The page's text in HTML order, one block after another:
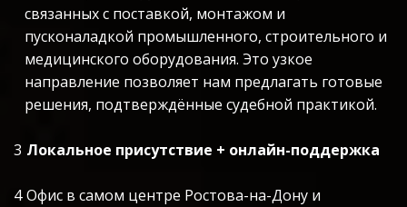
связанных с поставкой, монтажом и
пусконаладкой промышленного, строительного и
медицинского оборудования. Это узкое
направление позволяет нам предлагать готовые
решения, подтверждённые судебной практикой.
Локальное присутствие + онлайн-поддержка
Офис в самом центре Ростова-на-Дону и